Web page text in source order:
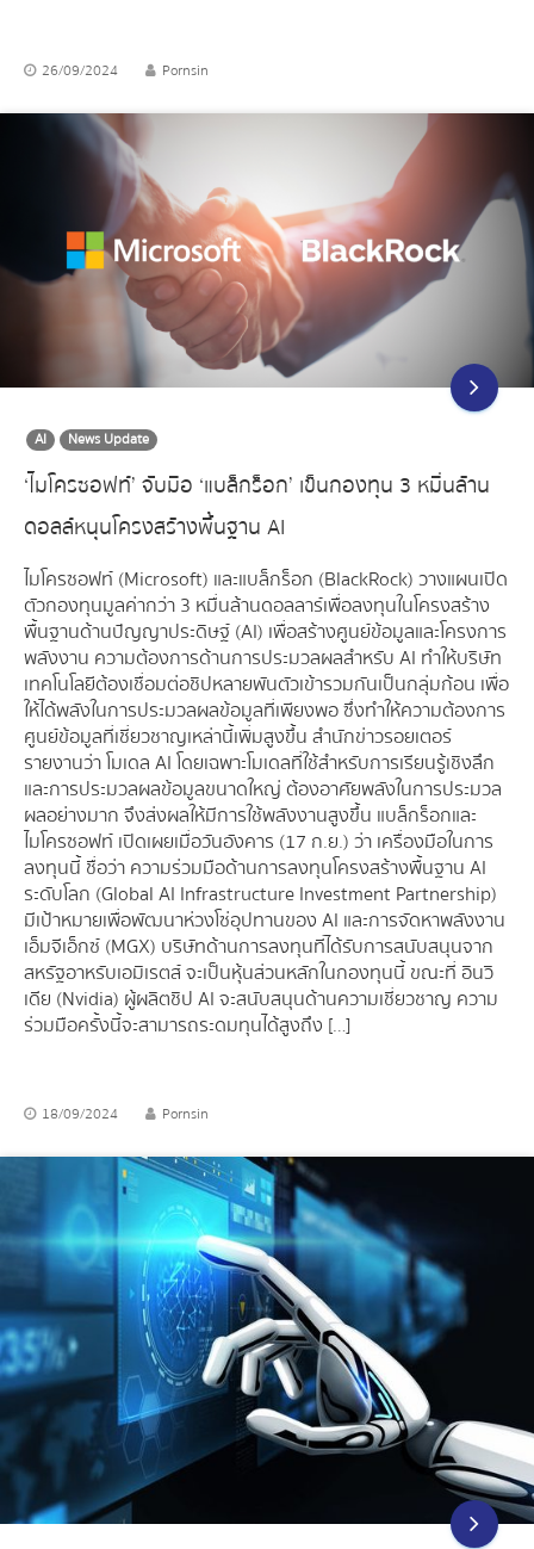
26/09/2024 Pornsin
AI News Update
‘ไมโครซอฟท์’ จับมือ ‘แบล็กร็อก’ เข็นกองทุน 3 หมื่นล้าน
ดอลล์หนุนโครงสร้างพื้นฐาน AI
ไมโครซอฟท์ (Microsoft) และแบล็กร็อก (BlackRock) วางแผนเปิด
ตัวกองทุนมูลค่ากว่า 3 หมื่นล้านดอลลาร์เพื่อลงทุนในโครงสร้าง
พื้นฐานด้านปัญญาประดิษฐ์ (AI) เพื่อสร้างศูนย์ข้อมูลและโครงการ
พลังงาน ความต้องการด้านการประมวลผลสำหรับ AI ทำให้บริษัท
เทคโนโลยีต้องเชื่อมต่อชิปหลายพันตัวเข้ารวมกันเป็นกลุ่มก้อน เพื่อ
ให้ได้พลังในการประมวลผลข้อมูลที่เพียงพอ ซึ่งทำให้ความต้องการ
ศูนย์ข้อมูลที่เชี่ยวชาญเหล่านี้เพิ่มสูงขึ้น สำนักข่าวรอยเตอร์
รายงานว่า โมเดล AI โดยเฉพาะโมเดลที่ใช้สำหรับการเรียนรู้เชิงลึก
และการประมวลผลข้อมูลขนาดใหญ่ ต้องอาศัยพลังในการประมวล
ผลอย่างมาก จึงส่งผลให้มีการใช้พลังงานสูงขึ้น แบล็กร็อกและ
ไมโครซอฟท์ เปิดเผยเมื่อวันอังคาร (17 ก.ย.) ว่า เครื่องมือในการ
ลงทุนนี้ ชื่อว่า ความร่วมมือด้านการลงทุนโครงสร้างพื้นฐาน AI
ระดับโลก (Global AI Infrastructure Investment Partnership)
มีเป้าหมายเพื่อพัฒนาห่วงโซ่อุปทานของ AI และการจัดหาพลังงาน
เอ็มจีเอ็กซ์ (MGX) บริษัทด้านการลงทุนที่ได้รับการสนับสนุนจาก
สหรัฐอาหรับเอมิเรตส์ จะเป็นหุ้นส่วนหลักในกองทุนนี้ ขณะที่ อินวิ
เดีย (Nvidia) ผู้ผลิตชิป AI จะสนับสนุนด้านความเชี่ยวชาญ ความ
ร่วมมือครั้งนี้จะสามารถระดมทุนได้สูงถึง […]
18/09/2024 Pornsin